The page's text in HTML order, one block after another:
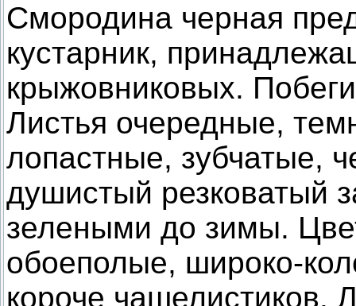
Смородина черная
кустарник,
крыжовниковых.
Листья очередные,
лопастные, зубчатые,
душистый резковатый
зелеными до зимы.
обоеполые, широко-
короче чашелистиков.